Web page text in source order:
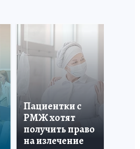
Пациентки с
РМЖ хотят
получить право
на излечение